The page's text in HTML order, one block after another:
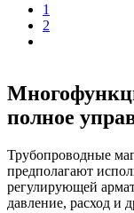
1
2
полное
Трубопроводные
предполагают
регулирующей
давление, расход и